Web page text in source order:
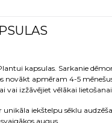
kapsulas. Sarkanie
novākt apmēram 4-5
vai izžāvējiet vēlākai
iekštelpu sēklu
augus.